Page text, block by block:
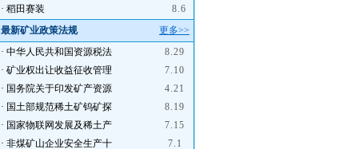
· 稻田赛装
8.6
最新矿业政策法规
更多>>
· 中华人民共和国资源税法
8.29
· 矿业权出让收益征收管理
7.10
· 国务院关于印发矿产资源
4.21
· 国土部规范稀土矿钨矿探
8.19
· 国家物联网发展及稀土产
7.15
· 非煤矿山企业安全生产十
7.1